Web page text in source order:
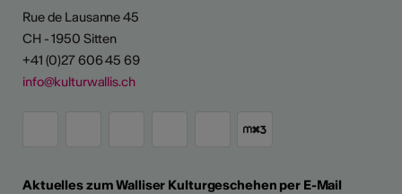
Rue de Lausanne 45
CH - 1950 Sitten
+41 (0)27 606 45 69
info@kulturwallis.ch
Aktuelles zum Walliser Kulturgeschehen per E-Mail